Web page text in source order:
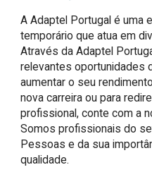
A Adaptel Portugal é uma
temporário que atua em
Através da Adaptel
relevantes oportunidades
aumentar o seu
nova carreira ou para
profissional, conte com a
Somos profissionais do
Pessoas e da sua
qualidade.